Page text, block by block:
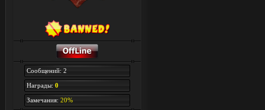
Сообщений: 2
Награды: 0
Замечания: 20%